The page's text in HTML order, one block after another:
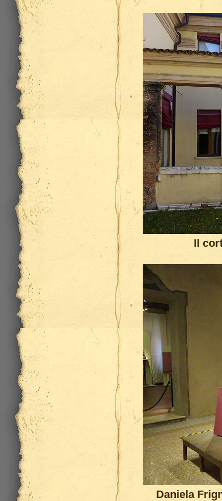
Il
Daniela